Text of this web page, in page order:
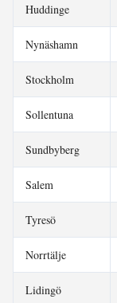
Huddinge
Nynäshamn
Stockholm
Sollentuna
Sundbyberg
Salem
Tyresö
Norrtälje
Lidingö